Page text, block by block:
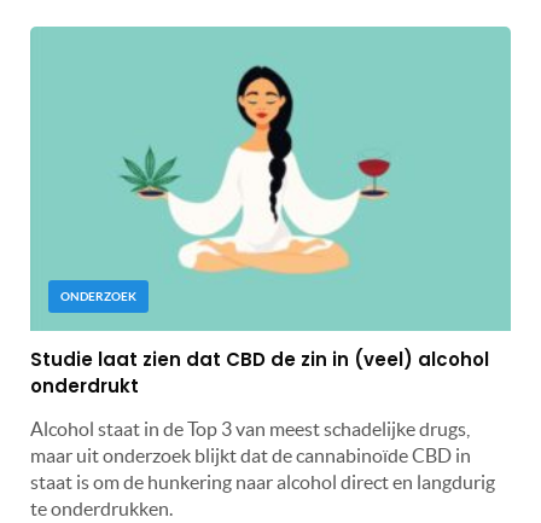
ONDERZOEK
Studie laat zien dat CBD de zin in (veel) alcohol
onderdrukt
Alcohol staat in de Top 3 van meest schadelijke drugs,
maar uit onderzoek blijkt dat de cannabinoïde CBD in
staat is om de hunkering naar alcohol direct en langdurig
te onderdrukken.